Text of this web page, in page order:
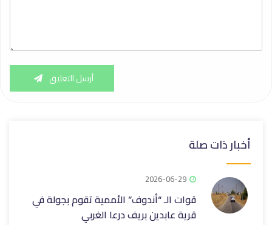
أرسل التعليق
أخبار ذات صلة
2026-06-29
قوات الـ “أندوف” الأممية تقوم بجولة في
قرية عابدين بريف درعا الغربي